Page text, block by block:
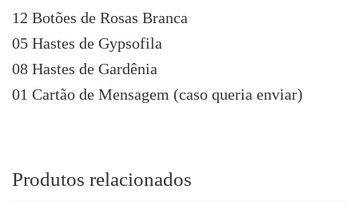
12 Botões de Rosas Branca
05 Hastes de Gypsofila
08 Hastes de Gardênia
01 Cartão de Mensagem (caso queria enviar)
Produtos relacionados